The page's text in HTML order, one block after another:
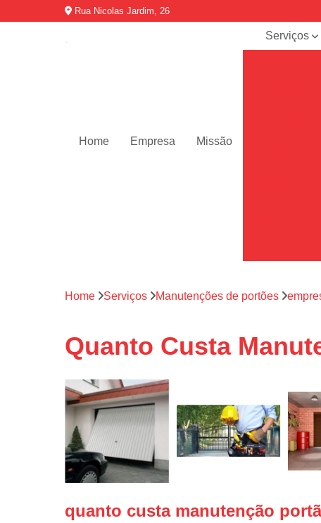
Rua Nicolas Jardim, 26
Home Empresa Missão
Serviços
automática
Portas de
automática
portões
Travas
de portão
Home Serviços Manutenções de portões
Quanto Custa
quanto custa manutenção